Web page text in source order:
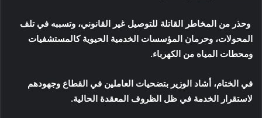
وحذر من المخاطر القاتلة للتوصيل غير القانوني، وتسببه في تلف
المحولات، وحرمان المؤسسات الخدمية الحيوية كالمستشفيات
ومحطات المياه من الكهرباء.
في الختام، أشاد الوزير بتضحيات العاملين في القطاع وجهودهم
لاستقرار الخدمة في ظل الظروف المعقدة الحالية.